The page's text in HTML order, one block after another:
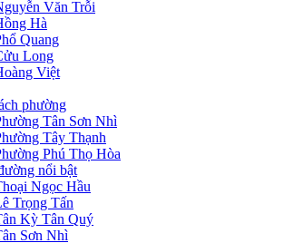
Văn Trỗi
Hà
Quang
Long
Việt
phường
Tân Sơn Nhì
Tây Thạnh
Phú Thọ Hòa
nổi bật
Ngọc Hầu
Trọng Tấn
Kỳ Tân Quý
Sơn Nhì